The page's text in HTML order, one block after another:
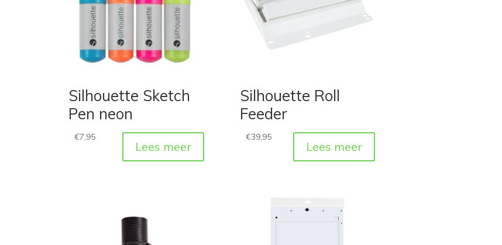
Silhouette Sketch
Pen neon
€7,95
Lees meer
Silhouette Roll
Feeder
€39,95
Lees meer